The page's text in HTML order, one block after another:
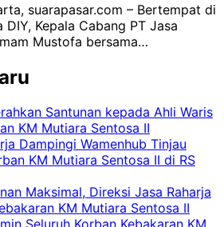
suarapasar.com – Bertempat di
Kepala Cabang PT Jasa
Mustofa bersama…
Santunan kepada Ahli Waris
KM Mutiara Sentosa II
Dampingi Wamenhub Tinjau
KM Mutiara Sentosa II di RS
Maksimal, Direksi Jasa Raharja
KM Mutiara Sentosa II